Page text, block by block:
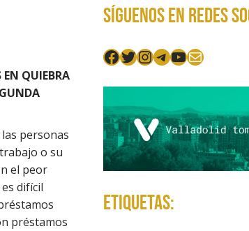
QUIEBRA
personas
o su
el peor
difícil
préstamos
Síguenos en redes
Facebook
Twitter
Instagram
Telegram
YouTube
Mail
Etiquetas: